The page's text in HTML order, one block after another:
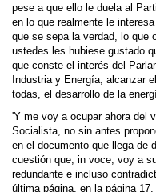
pese a que ello le duela al
en lo que realmente le
que se sepa la verdad, lo que
ustedes les hubiese gustado
que conste el interés del
Industria y Energía, alcanzar
todas, el desarrollo de la
'Y me voy a ocupar ahora del
Socialista, no sin antes
en el documento que llega de
cuestión que, in voce, voy a
redundante e incluso
última página, en la página